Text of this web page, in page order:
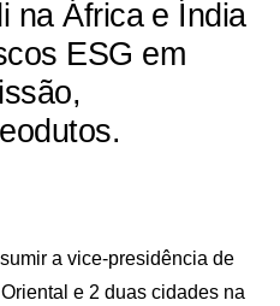
na África e Índia
ESG em
a vice-presidência de
e 2 duas cidades na